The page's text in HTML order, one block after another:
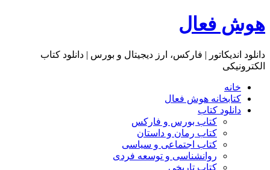
هوش فعال
دانلود اندیکاتور | فارکس، ارز دیجیتال و بورس | دانلود کتاب
الکترونیکی
خانه
کتابخانه هوش فعال
دانلود کتاب
کتاب بورس و فارکس
کتاب رمان و داستان
کتاب اجتماعی و سیاسی
روانشناسی و توسعه فردی
کتاب تاریخی